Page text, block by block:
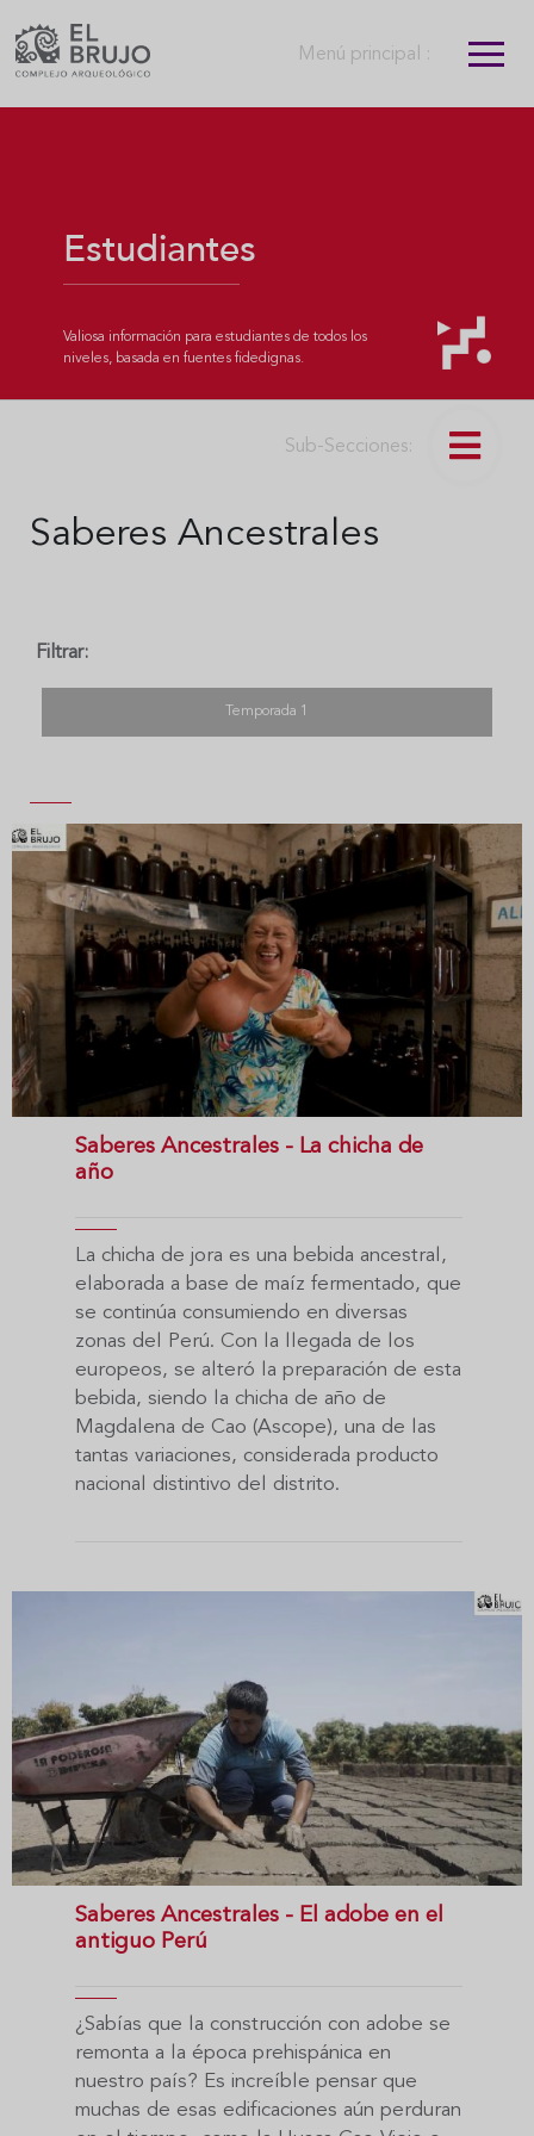
Menú principal :
Estudiantes
Valiosa información para estudiantes de todos los
niveles, basada en fuentes fidedignas.
Sub-Secciones:
Saberes Ancestrales
Filtrar:
Temporada 1
Saberes Ancestrales - La chicha de
año
La chicha de jora es una bebida ancestral,
elaborada a base de maíz fermentado, que
se continúa consumiendo en diversas
zonas del Perú. Con la llegada de los
europeos, se alteró la preparación de esta
bebida, siendo la chicha de año de
Magdalena de Cao (Ascope), una de las
tantas variaciones, considerada producto
nacional distintivo del distrito.
Saberes Ancestrales - El adobe en el
antiguo Perú
¿Sabías que la construcción con adobe se
remonta a la época prehispánica en
nuestro país? Es increíble pensar que
muchas de esas edificaciones aún perduran